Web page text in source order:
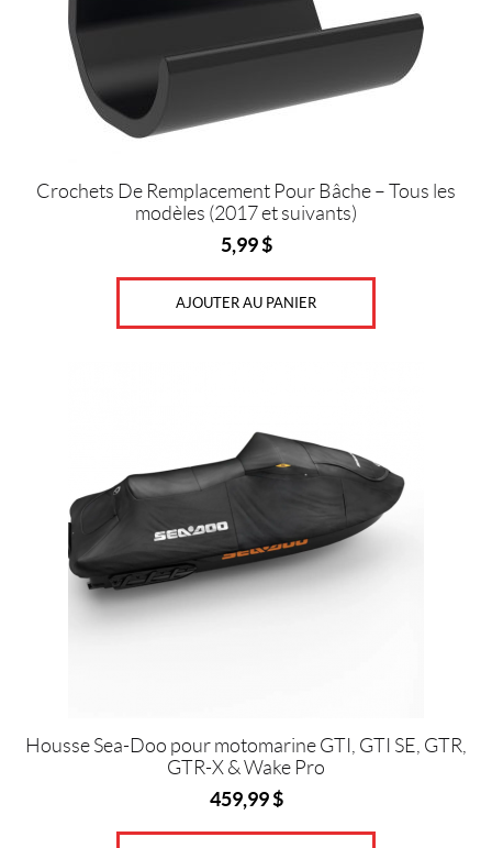
Crochets De Remplacement Pour Bâche – Tous les
modèles (2017 et suivants)
5,99$
AJOUTER AU PANIER
Housse Sea-Doo pour motomarine GTI, GTI SE, GTR,
GTR-X & Wake Pro
459,99$